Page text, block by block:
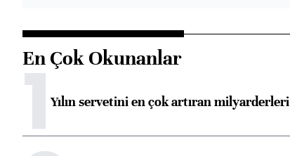
En Çok Okunanlar
1Yılın servetini en çok artıran milyarderleri